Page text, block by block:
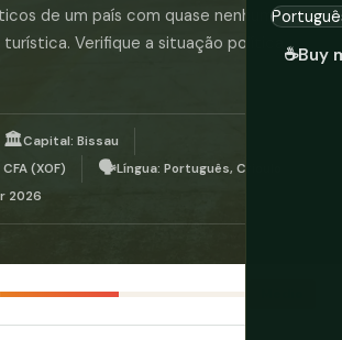
☕Buy
de um país com quase nenhuma
Verifique a situação política
🏛️Capital: Bissau
(XOF) 🗣️Língua: Português, Crioulo
2026